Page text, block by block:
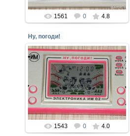
1561 0 4.8
Ну, погоди!
03.04.2017
Игра Электроника Ну, Погоди!
самая популярная игра 1986 и по
сегодняшнее время, жаль, что
выпуск последних игр этой с...
perepelin
1543 0 4.0